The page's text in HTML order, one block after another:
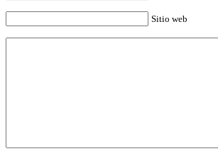
Sitio web